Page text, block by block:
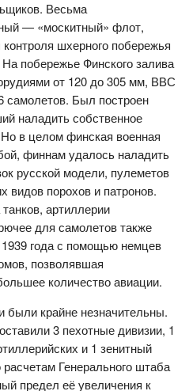
Весьма
— «москитный» флот,
шхерного побережья
побережье Финского залива
от 120 до 305 мм, ВВС
самолетов. Был построен
наладить собственное
в целом финская военная
финнам удалось наладить
русской модели, пулеметов
видов порохов и патронов.
артиллерии
для самолетов также
года с помощью немцев
позволявшая
количество авиации.
были крайне незначительны.
3 пехотные дивизии, 1
и 1 зенитный
Генерального штаба
предел её увеличения к